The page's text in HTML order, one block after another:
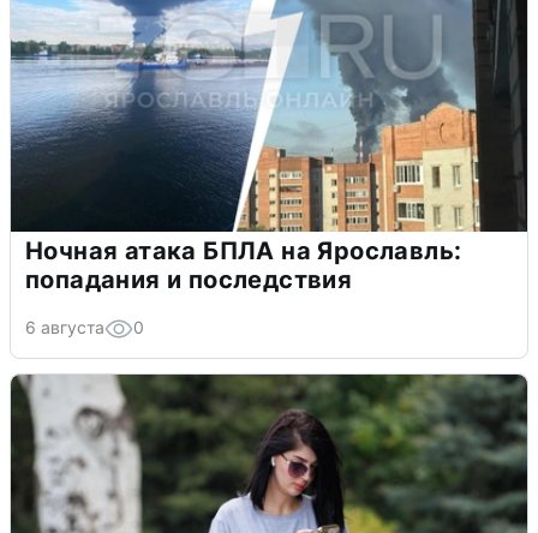
Ночная атака БПЛА на Ярославль:
попадания и последствия
6 августа 0